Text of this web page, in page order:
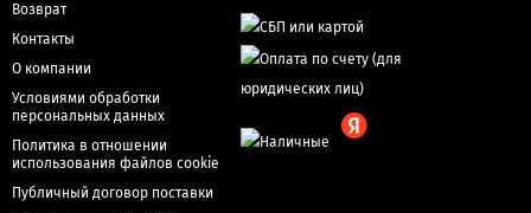
Возврат
Контакты
О компании
Условиями обработки
персональных данных
Политика в отношении
использования файлов cookie
Публичный договор поставки